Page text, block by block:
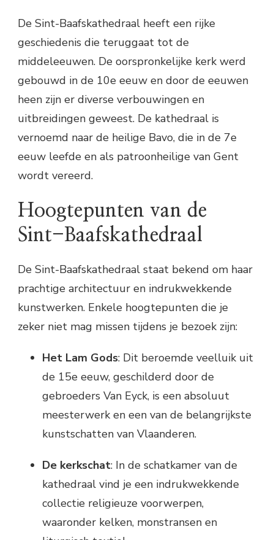
De Sint-Baafskathedraal heeft een rijke
geschiedenis die teruggaat tot de
middeleeuwen. De oorspronkelijke kerk werd
gebouwd in de 10e eeuw en door de eeuwen
heen zijn er diverse verbouwingen en
uitbreidingen geweest. De kathedraal is
vernoemd naar de heilige Bavo, die in de 7e
eeuw leefde en als patroonheilige van Gent
wordt vereerd.
Hoogtepunten van de
Sint-Baafskathedraal
De Sint-Baafskathedraal staat bekend om haar
prachtige architectuur en indrukwekkende
kunstwerken. Enkele hoogtepunten die je
zeker niet mag missen tijdens je bezoek zijn:
Het Lam Gods: Dit beroemde veelluik uit
de 15e eeuw, geschilderd door de
gebroeders Van Eyck, is een absoluut
meesterwerk en een van de belangrijkste
kunstschatten van Vlaanderen.
De kerkschat: In de schatkamer van de
kathedraal vind je een indrukwekkende
collectie religieuze voorwerpen,
waaronder kelken, monstransen en